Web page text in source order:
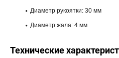
Диаметр рукоятки: 30 мм
Диаметр жала: 4 мм
Технические